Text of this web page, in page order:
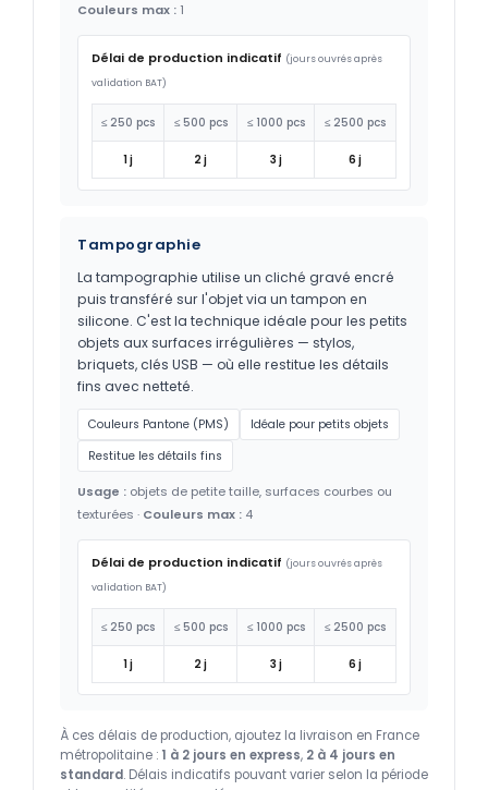
Couleurs max : 1
Délai de production indicatif (jours ouvrés après
validation BAT)
≤ 250 pcs ≤ 500 pcs ≤ 1000 pcs ≤ 2500 pcs
1 j 2 j 3 j 6 j
Tampographie
La tampographie utilise un cliché gravé encré
puis transféré sur l'objet via un tampon en
silicone. C'est la technique idéale pour les petits
objets aux surfaces irrégulières — stylos,
briquets, clés USB — où elle restitue les détails
fins avec netteté.
Couleurs Pantone (PMS)
Idéale pour petits objets
Restitue les détails fins
Usage : objets de petite taille, surfaces courbes ou
texturées · Couleurs max : 4
Délai de production indicatif (jours ouvrés après
validation BAT)
≤ 250 pcs ≤ 500 pcs ≤ 1000 pcs ≤ 2500 pcs
1 j 2 j 3 j 6 j
À ces délais de production, ajoutez la livraison en France
métropolitaine : 1 à 2 jours en express, 2 à 4 jours en
standard. Délais indicatifs pouvant varier selon la période